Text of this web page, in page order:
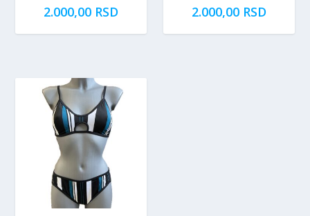
2.000,00 RSD 2.000,00 RSD